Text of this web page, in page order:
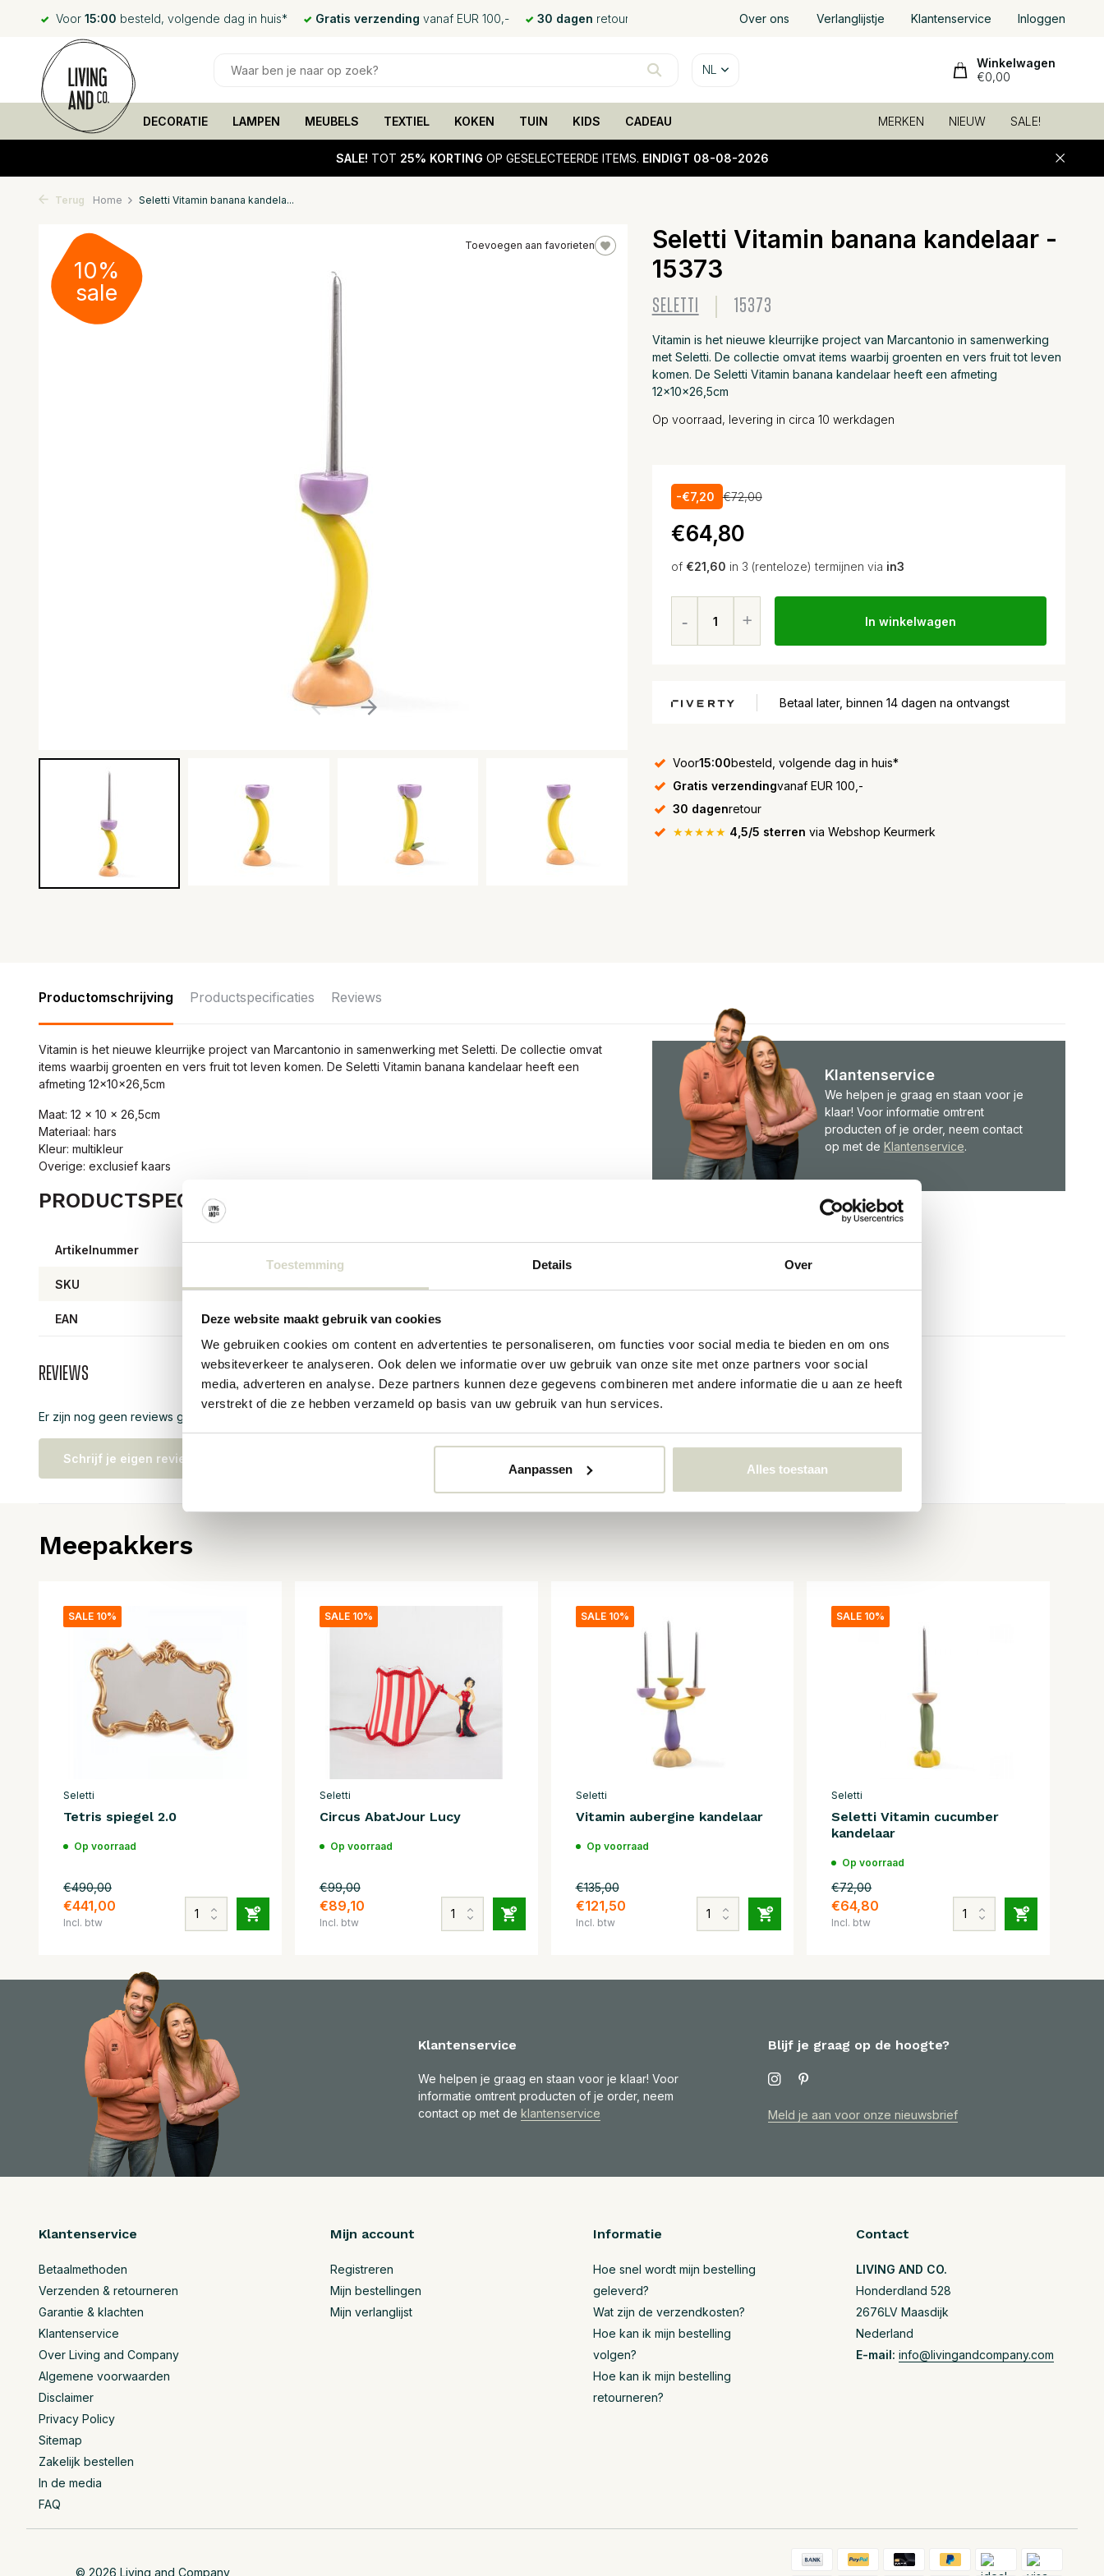
Toestemming Details Over
Deze website maakt gebruik van cookies
We gebruiken cookies om content en advertenties te personaliseren, om functies voor social media te bieden en om ons
websiteverkeer te analyseren. Ook delen we informatie over uw gebruik van onze site met onze partners voor social
media, adverteren en analyse. Deze partners kunnen deze gegevens combineren met andere informatie die u aan ze heeft
verstrekt of die ze hebben verzameld op basis van uw gebruik van hun services.
Aanpassen Alles toestaan
Voor 15:00 besteld, volgende dag in huis* Gratis verzending vanaf EUR 100,- 30 dagen retour Over ons Verlanglijstje Klantenservice Inloggen
NL
Winkelwagen
€0,00
DECORATIE LAMPEN MEUBELS TEXTIEL KOKEN TUIN KIDS CADEAU MERKEN NIEUW SALE!
SALE! TOT 25% KORTING OP GESELECTEERDE ITEMS. EINDIGT 08-08-2026
Terug Home Seletti Vitamin banana kandela...
Toevoegen aan favorieten
10%
sale
10%
sale
Seletti Vitamin banana kandelaar -
15373
SELETTI 15373
Vitamin is het nieuwe kleurrijke project van Marcantonio in samenwerking
met Seletti. De collectie omvat items waarbij groenten en vers fruit tot leven
komen. De Seletti Vitamin banana kandelaar heeft een afmeting
12x10x26,5cm
Op voorraad, levering in circa 10 werkdagen
-€7,20 €72,00
€64,80
of €21,60 in 3 (renteloze) termijnen via in3
In winkelwagen
Betaal later, binnen 14 dagen na ontvangst
Voor15:00besteld, volgende dag in huis*
Gratis verzendingvanaf EUR 100,-
30 dagenretour
★★★★★ 4,5/5 sterren via Webshop Keurmerk
Productomschrijving Productspecificaties Reviews
Vitamin is het nieuwe kleurrijke project van Marcantonio in samenwerking met Seletti. De collectie omvat
items waarbij groenten en vers fruit tot leven komen. De Seletti Vitamin banana kandelaar heeft een
afmeting 12x10x26,5cm
Maat: 12 x 10 x 26,5cm
Materiaal: hars
Kleur: multikleur
Overige: exclusief kaars
PRODUCTSPECIFICATIES
Artikelnummer
SKU 15373
EAN 8008215218038
Klantenservice
We helpen je graag en staan voor je
klaar! Voor informatie omtrent
producten of je order, neem contact
op met de Klantenservice.
Reviews
Er zijn nog geen reviews geschreven over dit product..
Schrijf je eigen review
Meepakkers
SALE 10%
Seletti
Tetris spiegel 2.0
Op voorraad
€490,00
€441,00
Incl. btw
SALE 10%
Seletti
Circus AbatJour Lucy
Op voorraad
€99,00
€89,10
Incl. btw
SALE 10%
Seletti
Vitamin aubergine kandelaar
Op voorraad
€135,00
€121,50
Incl. btw
SALE 10%
Seletti
Seletti Vitamin cucumber
kandelaar
Op voorraad
€72,00
€64,80
Incl. btw
Klantenservice
We helpen je graag en staan voor je klaar! Voor
informatie omtrent producten of je order, neem
contact op met de klantenservice
Blijf je graag op de hoogte?
Meld je aan voor onze nieuwsbrief
Klantenservice
Betaalmethoden
Verzenden & retourneren
Garantie & klachten
Klantenservice
Over Living and Company
Algemene voorwaarden
Disclaimer
Privacy Policy
Sitemap
Zakelijk bestellen
In de media
FAQ
Mijn account
Registreren
Mijn bestellingen
Mijn verlanglijst
Informatie
Hoe snel wordt mijn bestelling
geleverd?
Wat zijn de verzendkosten?
Hoe kan ik mijn bestelling
volgen?
Hoe kan ik mijn bestelling
retourneren?
Contact
LIVING AND CO.
Honderdland 528
2676LV Maasdijk
Nederland
E-mail: info@livingandcompany.com
© 2026 Living and Company